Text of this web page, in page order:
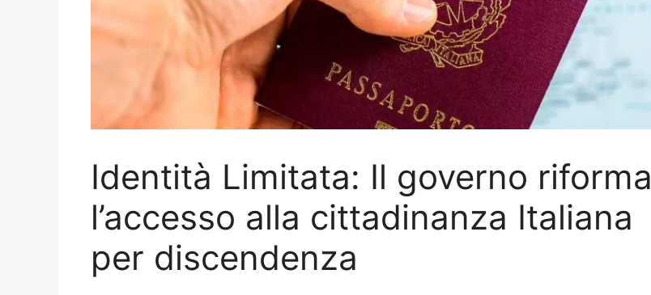
Identità Limitata: Il governo riforma
l’accesso alla cittadinanza Italiana
per discendenza